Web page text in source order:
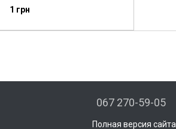
Shampoo Normal Hair,150 мл.
1 грн
067 270-59-05
Полная версия сайта